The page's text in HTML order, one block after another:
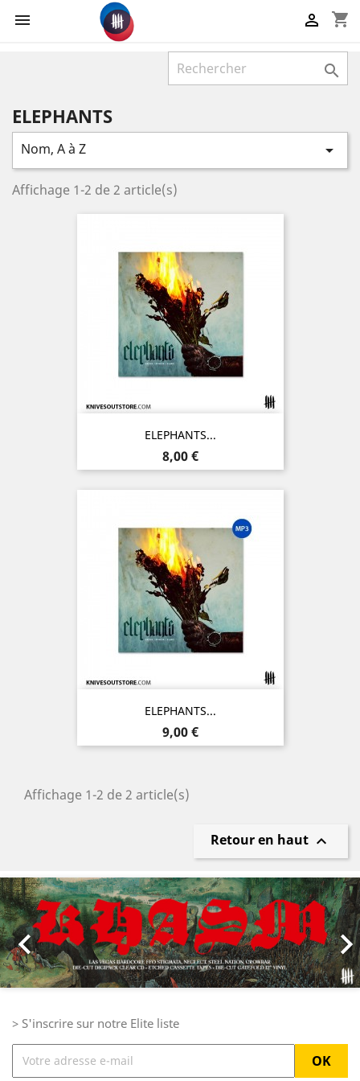
 shopping_cart


ELEPHANTS
Nom, A à Z 
Affichage 1-2 de 2 article(s)
ELEPHANTS...
Prix
8,00 €
ELEPHANTS...
Prix
9,00 €
Affichage 1-2 de 2 article(s)
Retour en haut 

Précédent
> S'inscrire sur notre Elite liste